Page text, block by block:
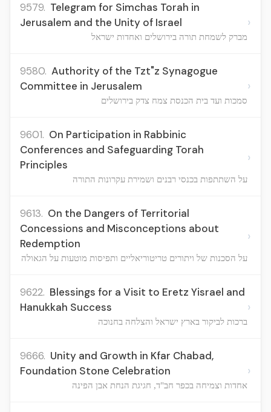
9579. Telegram for Simchas Torah in
Jerusalem and the Unity of Israel
מברק לשמחת תורה בירושלים ואחדות ישראל
›
9580. Authority of the Tzt"z Synagogue
Committee in Jerusalem
סמכות ועד בית הכנסת צמח צדק בירושלים
›
9601. On Participation in Rabbinic
Conferences and Safeguarding Torah
Principles
על השתתפות בכנסי רבנים ושמירת עקרונות התורה
›
9613. On the Dangers of Territorial
Concessions and Misconceptions about
Redemption
על הסכנות של ויתורים טריטוריאליים ותפיסות מוטעות על הגאולה
›
9622. Blessings for a Visit to Eretz Yisrael and
Hanukkah Success
ברכות לביקור בארץ ישראל והצלחה בחנוכה
›
9666. Unity and Growth in Kfar Chabad,
Foundation Stone Celebration
אחדות וצמיחה בכפר חב"ד, חגיגת הנחת אבן הפינה
›